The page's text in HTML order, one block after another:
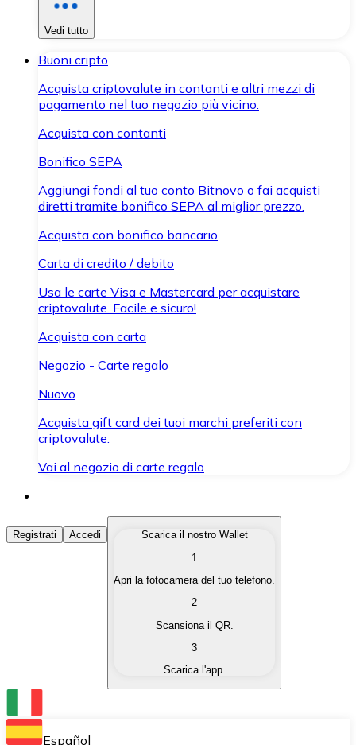
Vedi tutto
Buoni cripto
Acquista criptovalute in contanti e altri mezzi di
pagamento nel tuo negozio più vicino.
Acquista con contanti
Bonifico SEPA
Aggiungi fondi al tuo conto Bitnovo o fai acquisti
diretti tramite bonifico SEPA al miglior prezzo.
Acquista con bonifico bancario
Carta di credito / debito
Usa le carte Visa e Mastercard per acquistare
criptovalute. Facile e sicuro!
Acquista con carta
Negozio - Carte regalo
Nuovo
Acquista gift card dei tuoi marchi preferiti con
criptovalute.
Vai al negozio di carte regalo
Acquista Criptovalute
Acquista le criptovalute che ti interessano in modo
Converti le tue criptovalute in valuta fiat quando ne
Scambia una criptovaluta con un'altra
Conserva le tue cripto in un Wallet self-custodial.
Registrati Accedi
Scarica il nostro Wallet
1
Apri la fotocamera del tuo telefono.
2
Scansiona il QR.
3
Scarica l'app.
Español